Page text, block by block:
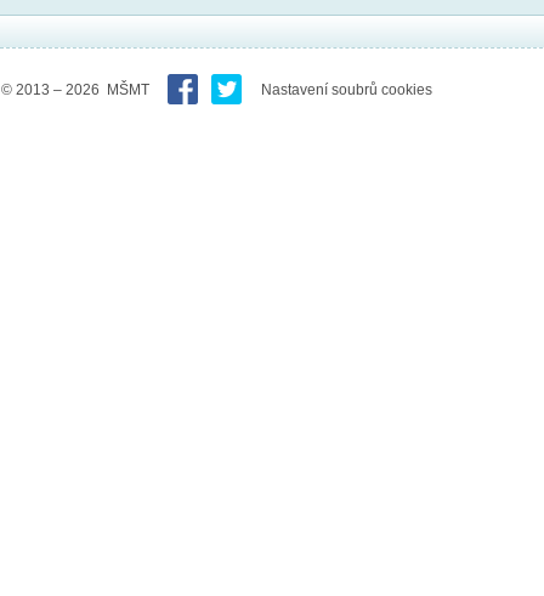
© 2013 – 2026 MŠMT Nastavení soubrů cookies